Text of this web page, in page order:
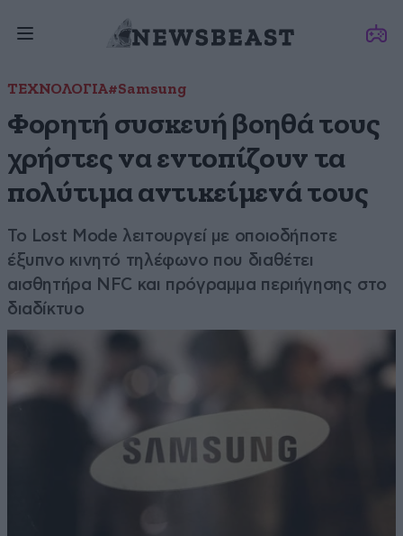
ΤΕΧΝΟΛΟΓΙΑ#Samsung
Φορητή συσκευή βοηθά τους
χρήστες να εντοπίζουν τα
πολύτιμα αντικείμενά τους
Το Lost Mode λειτουργεί με οποιοδήποτε
έξυπνο κινητό τηλέφωνο που διαθέτει
αισθητήρα NFC και πρόγραμμα περιήγησης στο
διαδίκτυο